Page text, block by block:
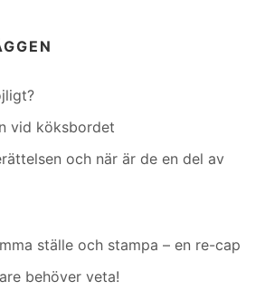
vid köksbordet
och när är de en del av
ställe och stampa – en re-cap
behöver veta!